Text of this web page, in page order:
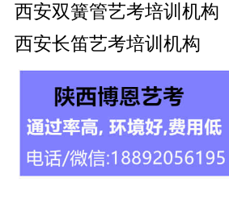
西安双簧管艺考培训机构
西安长笛艺考培训机构